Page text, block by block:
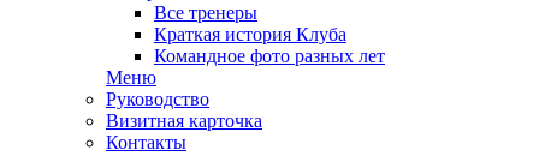
Все тренеры
Краткая история Клуба
Командное фото разных лет
Меню
Руководство
Визитная карточка
Контакты